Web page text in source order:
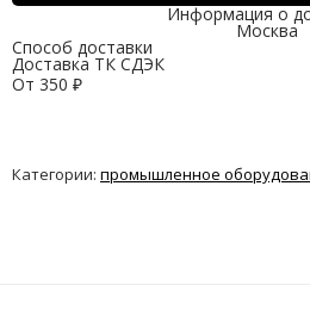
Информация о
Москва
Способ доставки
Доставка ТК СДЭК
От 350 ₽
Категории: промышленное